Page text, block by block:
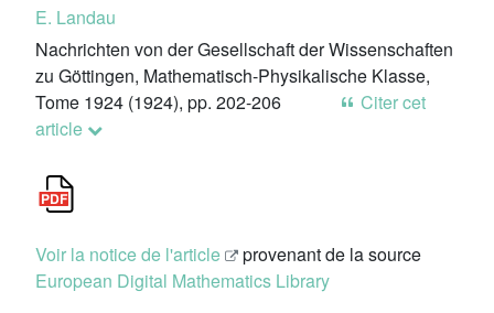
E. Landau
Nachrichten von der Gesellschaft der Wissenschaften
zu Göttingen, Mathematisch-Physikalische Klasse,
Tome 1924 (1924), pp. 202-206
Citer cet
article
Voir la notice de l'article
provenant de la source
European Digital Mathematics Library